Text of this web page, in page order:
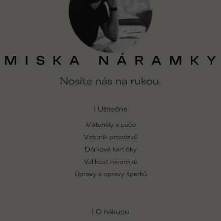
| Užitečné
Materiály a péče
Vzorník provázků
Dárkové kartičky
Velikost náramku
Úpravy a opravy šperků
| O nákupu